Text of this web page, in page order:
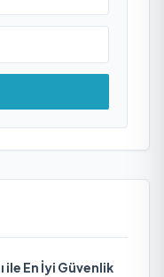
ile En İyi Güvenlik